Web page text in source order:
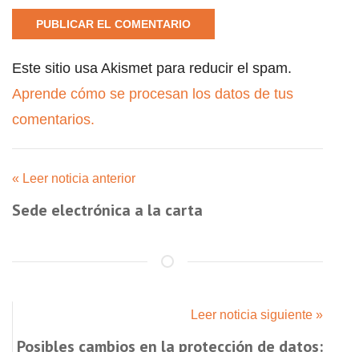
Este sitio usa Akismet para reducir el spam.
Aprende cómo se procesan los datos de tus
comentarios.
« Leer noticia anterior
Sede electrónica a la carta
Leer noticia siguiente »
Posibles cambios en la protección de datos: